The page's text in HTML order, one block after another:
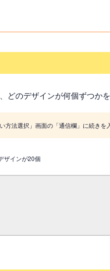
どのデザインが何個ずつか
法選択」画面の「通信欄」に続きを
ザインが20個